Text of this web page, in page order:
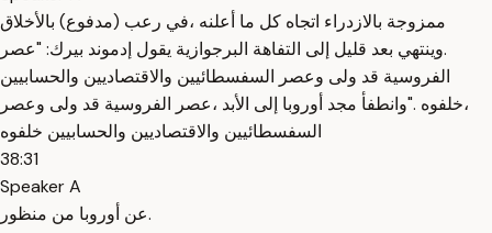
ممزوجة بالازدراء اتجاه كل ما أعلنه ،في رعب (مدفوع) بالأخلاق
.وينتهي بعد قليل إلى التفاهة البرجوازية يقول إدموند بيرك: "عصر
الفروسية قد ولى وعصر السفسطائيين والاقتصاديين والحسابيين
،خلفوه ."وانطفأ مجد أوروبا إلى الأبد ،عصر الفروسية قد ولى وعصر
السفسطائيين والاقتصاديين والحسابيين خلفوه
38:31
Speaker A
عن أوروبا من منظور.